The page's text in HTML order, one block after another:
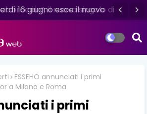
16 giugno esce il nuovo
ESSEHO annunciati i primi
a Milano e Roma
i primi